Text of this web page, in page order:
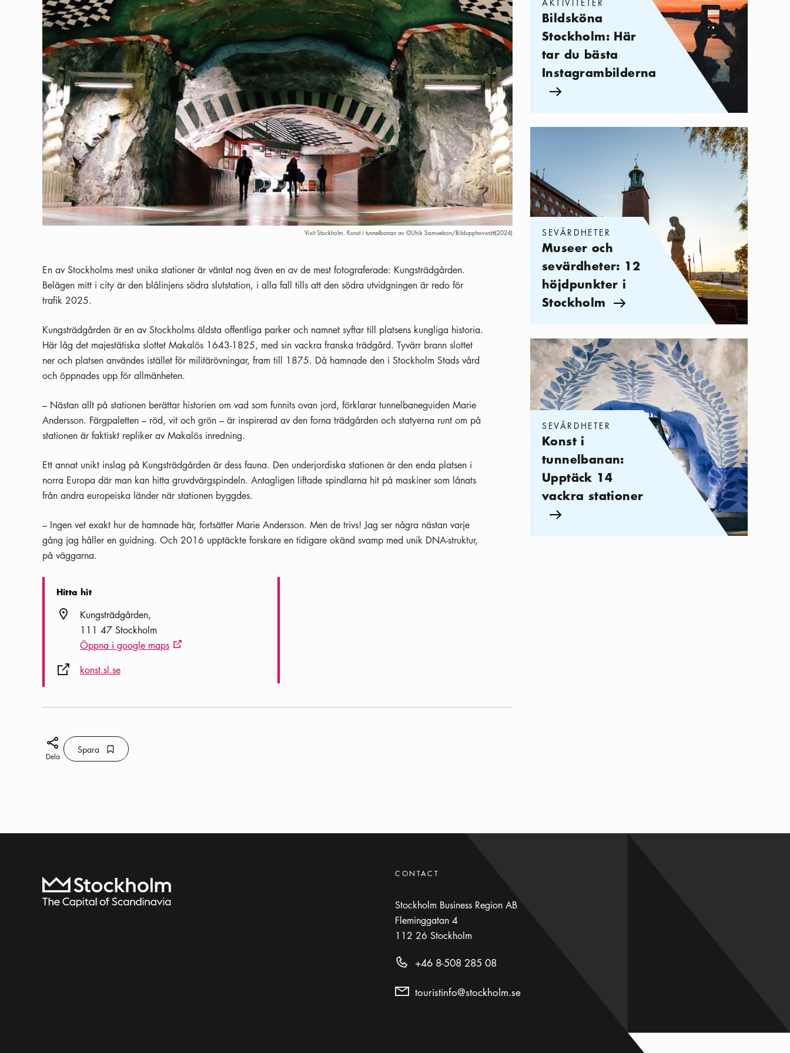
Visit Stockholm. Konst i tunnelbanan av ©Ulrik Samuelson/Bildupphovsrätt(2024)
En av Stockholms mest unika stationer är väntat nog även en av de mest fotograferade: Kungsträdgården.
Belägen mitt i city är den blålinjens södra slutstation, i alla fall tills att den södra utvidgningen är redo för
trafik 2025.
Kungsträdgården är en av Stockholms äldsta offentliga parker och namnet syftar till platsens kungliga historia.
Här låg det majestätiska slottet Makalös 1643-1825, med sin vackra franska trädgård. Tyvärr brann slottet
ner och platsen användes istället för militärövningar, fram till 1875. Då hamnade den i Stockholm Stads vård
och öppnades upp för allmänheten.
– Nästan allt på stationen berättar historien om vad som funnits ovan jord, förklarar tunnelbaneguiden Marie
Andersson. Färgpaletten – röd, vit och grön – är inspirerad av den forna trädgården och statyerna runt om på
stationen är faktiskt repliker av Makalös inredning.
Ett annat unikt inslag på Kungsträdgården är dess fauna. Den underjordiska stationen är den enda platsen i
norra Europa där man kan hitta gruvdvärgspindeln. Antagligen liftade spindlarna hit på maskiner som lånats
från andra europeiska länder när stationen byggdes.
– Ingen vet exakt hur de hamnade här, fortsätter Marie Andersson. Men de trivs! Jag ser några nästan varje
gång jag håller en guidning. Och 2016 upptäckte forskare en tidigare okänd svamp med unik DNA-struktur,
på väggarna.
Hitta hit
Plats ikonKungsträdgården
111 47 Stockholm
Öppna i google maps Extern ikon
Extern ikonkonst.sl.se
Dela ikon
Dela
Spara Bokmärke ikon
Spara
AKTIVITETER
Bildsköna
Stockholm: Här
tar du bästa
Instagrambilderna
Pil ikon
Museer och sevärdheter: 12
SEVÄRDHETER
Museer och
sevärdheter: 12
höjdpunkter i
Stockholm Pil ikon
Kategorier:Sevärdheter, Konst i tunnelbanan: Upptäck 14
SEVÄRDHETER
Konst i
tunnelbanan:
Upptäck 14
vackra stationer
Pil ikon
Till startsidan CONTACT
Stockholm Business Region AB
Fleminggatan 4
112 26 Stockholm
+46 8-508 285 08
touristinfo@stockholm.se